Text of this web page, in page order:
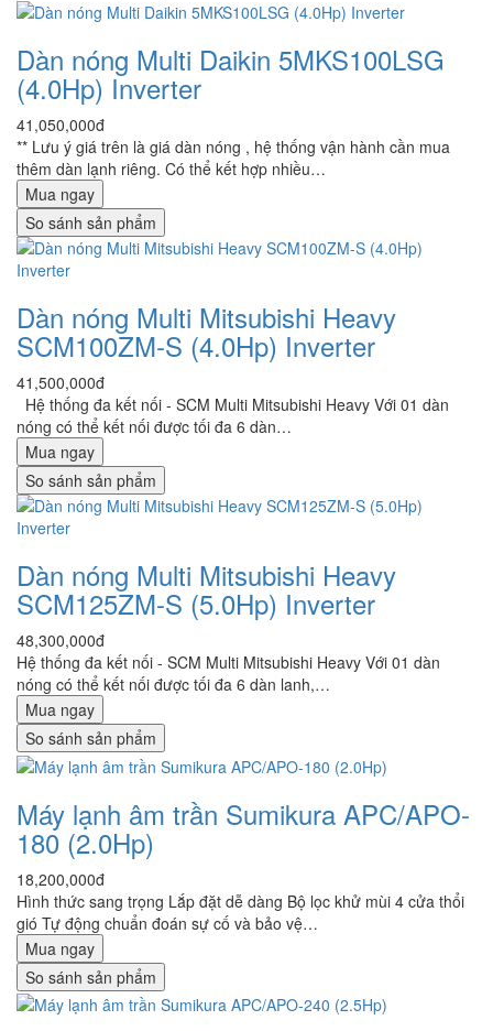
Dàn nóng Multi Daikin 5MKS100LSG
(4.0Hp) Inverter
41,050,000đ
** Lưu ý giá trên là giá dàn nóng , hệ thống vận hành cần mua
thêm dàn lạnh riêng. Có thể kết hợp nhiều…
Mua ngay
So sánh sản phẩm
Dàn nóng Multi Mitsubishi Heavy
SCM100ZM-S (4.0Hp) Inverter
41,500,000đ
Hệ thống đa kết nối - SCM Multi Mitsubishi Heavy Với 01 dàn
nóng có thể kết nối được tối đa 6 dàn…
Mua ngay
So sánh sản phẩm
Dàn nóng Multi Mitsubishi Heavy
SCM125ZM-S (5.0Hp) Inverter
48,300,000đ
Hệ thống đa kết nối - SCM Multi Mitsubishi Heavy Với 01 dàn
nóng có thể kết nối được tối đa 6 dàn lanh,…
Mua ngay
So sánh sản phẩm
Máy lạnh âm trần Sumikura APC/APO-
180 (2.0Hp)
18,200,000đ
Hình thức sang trọng Lắp đặt dễ dàng Bộ lọc khử mùi 4 cửa thổi
gió Tự động chuẩn đoán sự cố và bảo vệ…
Mua ngay
So sánh sản phẩm